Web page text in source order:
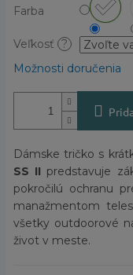
Farba
Veľkosť ?
Možnosti doručenia
Dámske tričko s
SS II predstavuje
pokročilú ochranu
manažmentom
všetky outdoorové
život v meste.